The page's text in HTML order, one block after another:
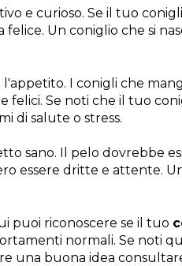
e curioso. Se il tuo
felice. Un coniglio che si
I conigli che
Se noti che il tuo
di salute o stress.
sano. Il pelo dovrebbe
essere dritte e attente.
puoi riconoscere se il tuo
normali. Se noti
una buona idea